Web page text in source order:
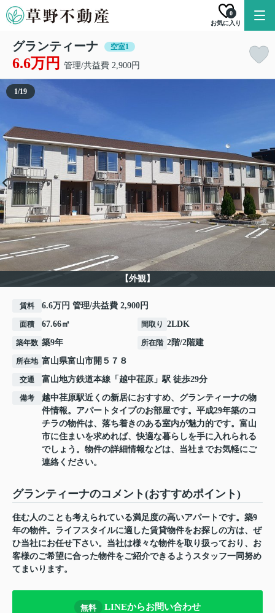
お気に入り
0
グランティーナ 空室1
6.6万円 管理/共益費 2,900円
【外観】
1/19
賃料 6.6万円 管理/共益費 2,900円
面積 67.66㎡ 間取り 2LDK
築年数 築9年 所在階 2階/2階建
所在地 富山県富山市開 ５７８
交通 富山地方鉄道本線 「 越中荏原 」駅 徒歩29分
備考
越中荏原駅近くの新居におすすめ、グランティーナの物
件情報。アパートタイプのお部屋です。平成29年築のコ
チラの物件は、落ち着きのある室内が魅力的です。富山
市に住まいを求めれば、快適な暮らしを手に入れられる
でしょう。物件の詳細情報などは、当社までお気軽にご
連絡ください。
グランティーナのコメント(おすすめポイント)
住む人のことも考えられている満足度の高いアパートです。築9
年の物件。ライフスタイルに適した賃貸物件をお探しの方は、ぜ
ひ当社にお任せ下さい。当社は様々な物件を取り扱っており、お
客様のご希望に合った物件をご紹介できるようスタッフ一同努め
てまいります。
無料 LINEからお問い合わせ